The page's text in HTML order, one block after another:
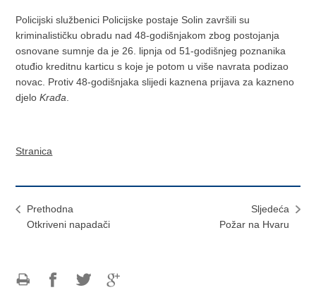
Policijski službenici Policijske postaje Solin završili su
kriminalističku obradu nad 48-godišnjakom zbog postojanja
osnovane sumnje da je 26. lipnja od 51-godišnjeg poznanika
otuđio kreditnu karticu s koje je potom u više navrata podizao
novac. Protiv 48-godišnjaka slijedi kaznena prijava za kazneno
djeloKrađa
Stranica
Prethodna
Otkriveni napadači
Sljedeća
Požar na Hvaru